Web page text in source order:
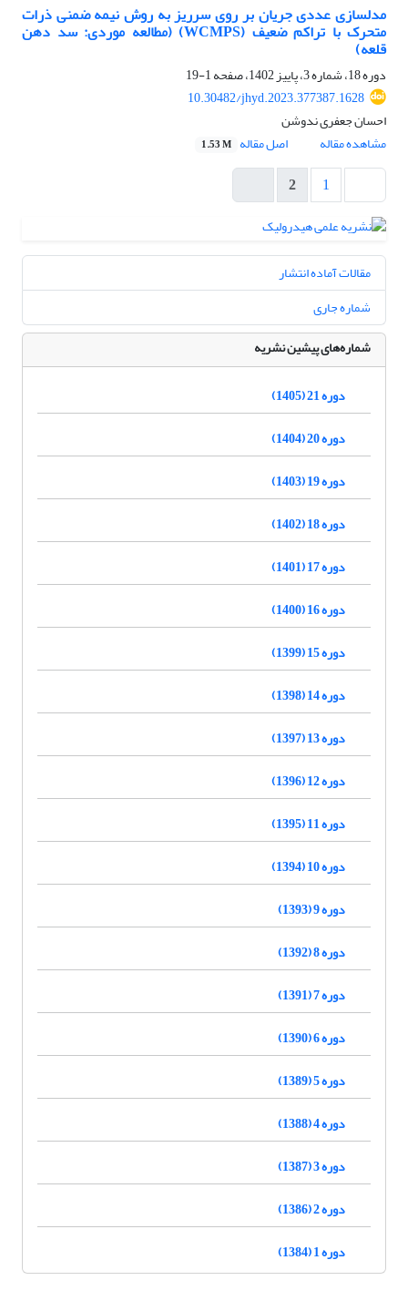
مدلسازی عددی جریان بر روی سرریز به روش نیمه ضمنی ذرات
متحرک با تراکم ضعیف (WCMPS) (مطالعه موردی: سد دهن
قلعه)
دوره 18، شماره 3، پاییز 1402، صفحه
1-19
10.30482/jhyd.2023.377387.1628
احسان جعفری ندوشن
مشاهده مقاله
اصل مقاله 1.53 M
1
2
مقالات آماده انتشار
شماره جاری
شماره‌های پیشین نشریه
دوره 21 (1405)
دوره 20 (1404)
دوره 19 (1403)
دوره 18 (1402)
دوره 17 (1401)
دوره 16 (1400)
دوره 15 (1399)
دوره 14 (1398)
دوره 13 (1397)
دوره 12 (1396)
دوره 11 (1395)
دوره 10 (1394)
دوره 9 (1393)
دوره 8 (1392)
دوره 7 (1391)
دوره 6 (1390)
دوره 5 (1389)
دوره 4 (1388)
دوره 3 (1387)
دوره 2 (1386)
دوره 1 (1384)